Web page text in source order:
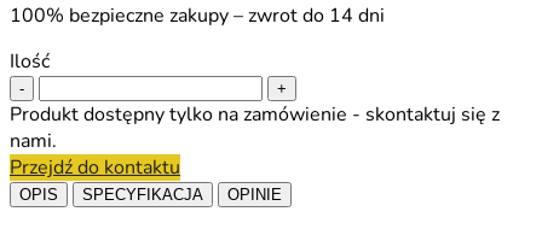
100% bezpieczne zakupy – zwrot do 14 dni
Ilość
- +
Produkt dostępny tylko na zamówienie - skontaktuj się z
nami.
Przejdź do kontaktu
OPIS SPECYFIKACJA OPINIE